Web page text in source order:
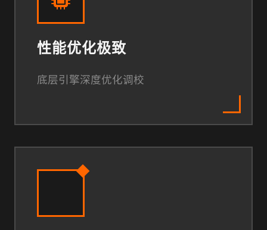
性能优化极致
底层引擎深度优化调校